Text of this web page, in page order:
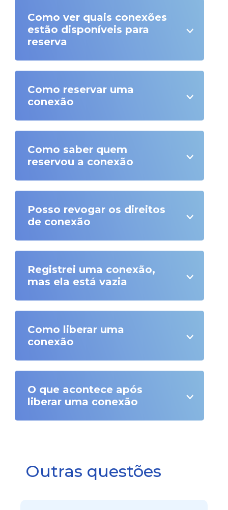
Como ver quais conexões
estão disponíveis para
reserva
Como reservar uma
conexão
Como saber quem
reservou a conexão
Posso revogar os direitos
de conexão
Registrei uma conexão,
mas ela está vazia
Como liberar uma
conexão
O que acontece após
liberar uma conexão
Outras questões